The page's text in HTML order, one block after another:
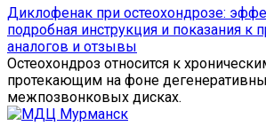
Диклофенак при остеохондрозе:
подробная инструкция и показания к
аналогов и отзывы
Остеохондроз относится к
протекающим на фоне
межпозвонковых дисках.